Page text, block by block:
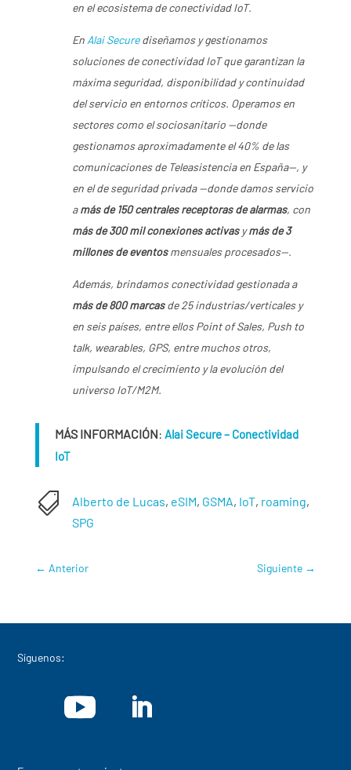
en el ecosistema de conectividad IoT.
En Alai Securediseñamos y gestionamos
soluciones de conectividad IoT que garantizan la
máxima seguridad, disponibilidad y continuidad
del servicio en entornos críticos. Operamos en
sectores como el sociosanitario —donde
gestionamos aproximadamente el 40% de las
comunicaciones de Teleasistencia en España—, y
en el de seguridad privada —donde damos servicio
amás de 150 centrales receptoras de alarmas, con
más de 300 mil conexiones activasymás de 3
millones de eventosmensuales procesados—.
Además, brindamos conectividad gestionada a
más de 800 marcasde 25 industrias/verticales y
en seis países, entre ellos Point of Sales, Push to
talk, wearables, GPS, entre muchos otros,
impulsando el crecimiento y la evolución del
universo IoT/M2M.
MÁS INFORMACIÓN: Alai Secure – Conectividad
IoT
 Alberto de Lucas, eSIM, GSMA, IoT, roaming,
SPG
← Anterior Siguiente →
Síguenos: